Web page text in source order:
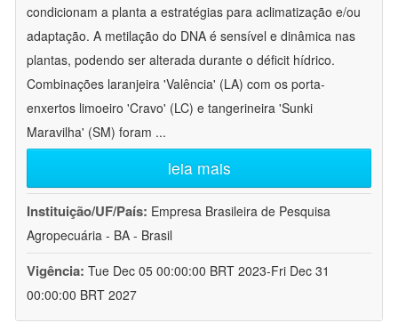
condicionam a planta a estratégias para aclimatização e/ou
adaptação. A metilação do DNA é sensível e dinâmica nas
plantas, podendo ser alterada durante o déficit hídrico.
Combinações laranjeira 'Valência' (LA) com os porta-
enxertos limoeiro 'Cravo' (LC) e tangerineira 'Sunki
Maravilha' (SM) foram ...
leia mais
Instituição/UF/País: Empresa Brasileira de Pesquisa
Agropecuária - BA - Brasil
Vigência: Tue Dec 05 00:00:00 BRT 2023-Fri Dec 31
00:00:00 BRT 2027